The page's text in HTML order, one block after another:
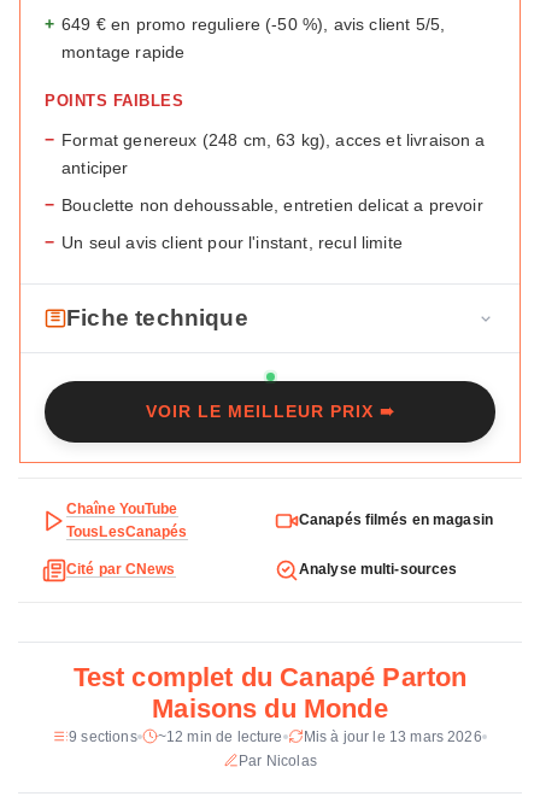
+ 649 € en promo reguliere (-50 %), avis client 5/5,
montage rapide
POINTS FAIBLES
− Format genereux (248 cm, 63 kg), acces et livraison a
anticiper
− Bouclette non dehoussable, entretien delicat a prevoir
− Un seul avis client pour l'instant, recul limite
Fiche technique
c
e
e
h
Maisons du Monde
Modele Parton
Type Droit
Places
Dimensions 248 x 94 x 75 cm
Poids 63 kg
Bouclette 100 % polyester ecrue
Garnissage
Mousse polyurethane (18-32 kg/m3),
fibres polyester
VOIR LE MEILLEUR PRIX ➠
Chaîne YouTube
TousLesCanapés
Canapés filmés en magasin
Cité par CNews Analyse multi-sources
Test complet du Canapé Parton
Maisons du Monde
9 sections ~12 min de lecture
Mis à jour le 13 mars 2026
Par Nicolas